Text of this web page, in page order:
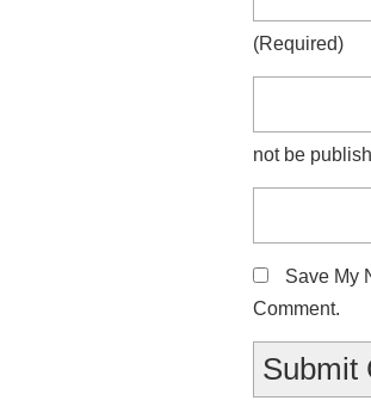
(required)
not be
Save My
Comment.